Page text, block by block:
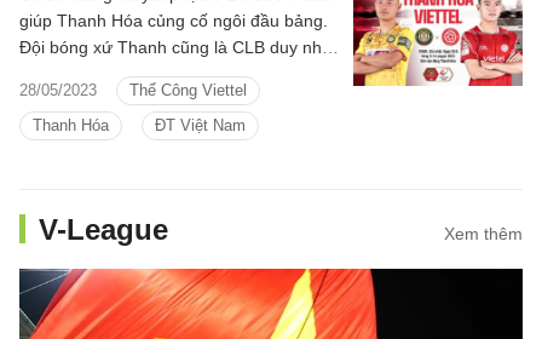
28/05/2023
Thể Công Viettel
Thanh Hóa
ĐT Việt Nam
giúp Thanh Hóa củng cố ngôi đầu bảng.
Đội bóng xứ Thanh cũng là CLB duy nhất
ở V.League 2023 cho đến hiện tại bất
bại. Đó là khởi đầu hay nhất lịch sử của
Thanh Hóa tại V.League.
V-League Xem thêm